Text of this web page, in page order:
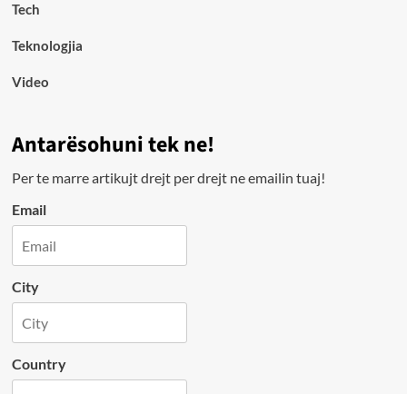
Tech
Teknologjia
Video
Antarësohuni tek ne!
Per te marre artikujt drejt per drejt ne emailin tuaj!
Email
City
Country